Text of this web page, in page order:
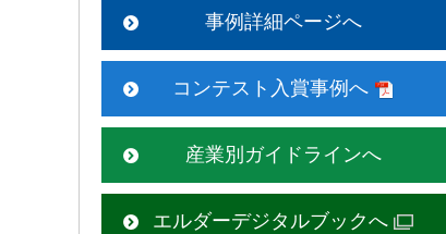
事例詳細ページへ
コンテスト入賞事例へ
産業別ガイドラインへ
エルダーデジタルブックへ